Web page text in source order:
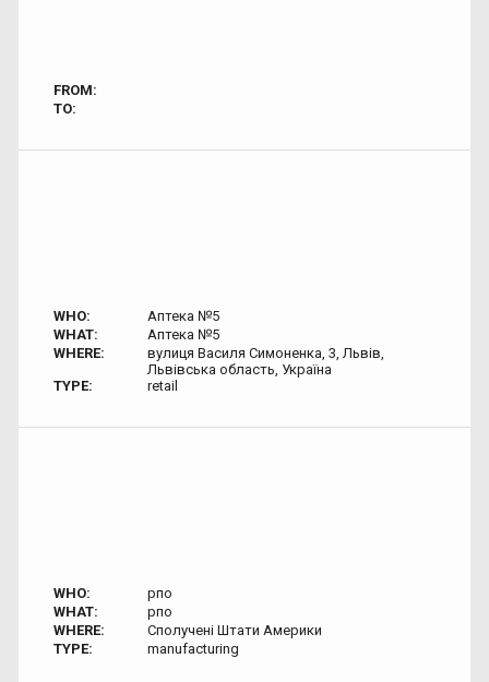
FROM:
TO:
WHO:
Аптека №5
WHAT:
Аптека №5
WHERE:
вулиця Василя Симоненка, 3, Львів,
Львівська область, Україна
TYPE:
retail
WHO:
рпо
WHAT:
рпо
WHERE:
Сполучені Штати Америки
TYPE:
manufacturing